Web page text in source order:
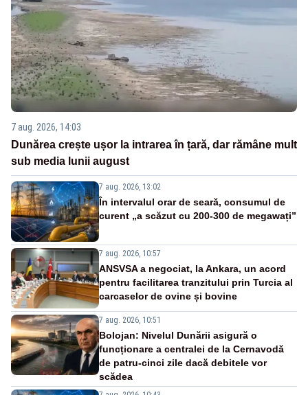
7 aug. 2026, 14:03
Dunărea crește ușor la intrarea în țară, dar rămâne mult
sub media lunii august
7 aug. 2026, 13:02
În intervalul orar de seară, consumul de
curent „a scăzut cu 200-300 de megawați”
7 aug. 2026, 10:57
ANSVSA a negociat, la Ankara, un acord
pentru facilitarea tranzitului prin Turcia al
carcaselor de ovine și bovine
7 aug. 2026, 10:51
Bolojan: Nivelul Dunării asigură o
funcționare a centralei de la Cernavodă
de patru-cinci zile dacă debitele vor
scădea